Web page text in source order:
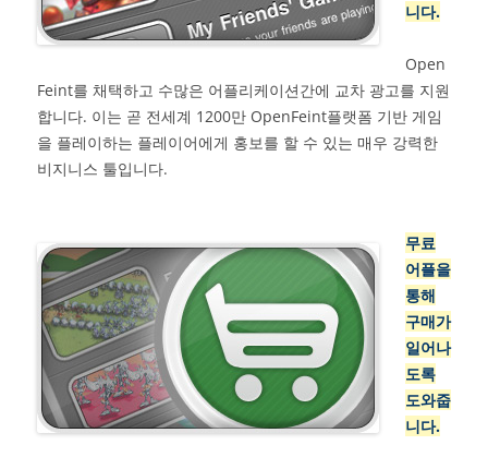
니다.
Open
Feint를 채택하고 수많은 어플리케이션간에 교차 광고를 지원
합니다. 이는 곧 전세계 1200만 OpenFeint플랫폼 기반 게임
을 플레이하는 플레이어에게 홍보를 할 수 있는 매우 강력한
비지니스 툴입니다.
무료
어플을
통해
구매가
일어나
도록
도와줍
니다.